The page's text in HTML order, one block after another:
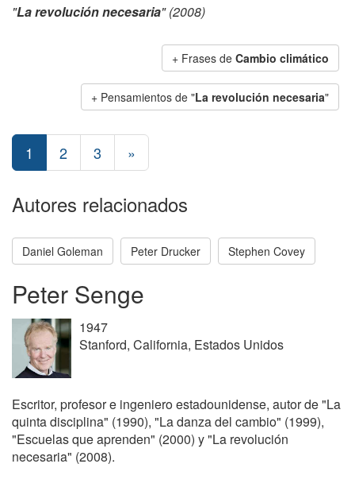
"La revolución necesaria" (2008)
+ Frases de Cambio climático
+ Pensamientos de "La revolución necesaria"
1 2 3 »
Autores relacionados
Daniel Goleman Peter Drucker Stephen Covey
Peter Senge
1947
Stanford, California, Estados Unidos
Escritor, profesor e ingeniero estadounidense, autor de "La
quinta disciplina" (1990), "La danza del cambio" (1999),
"Escuelas que aprenden" (2000) y "La revolución
necesaria" (2008).